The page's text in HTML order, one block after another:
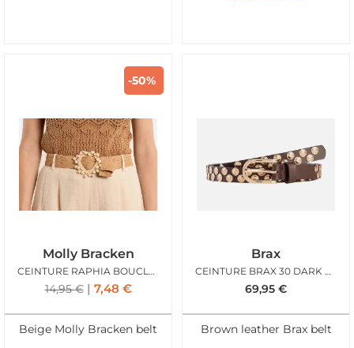
-50%
Molly Bracken
CEINTURE RAPHIA BOUCLE MOLLY
14,95€ 7,48 €
Beige Molly Bracken belt
Brax
CEINTURE BRAX 30 DARK BROWN
69,95 €
Brown leather Brax belt